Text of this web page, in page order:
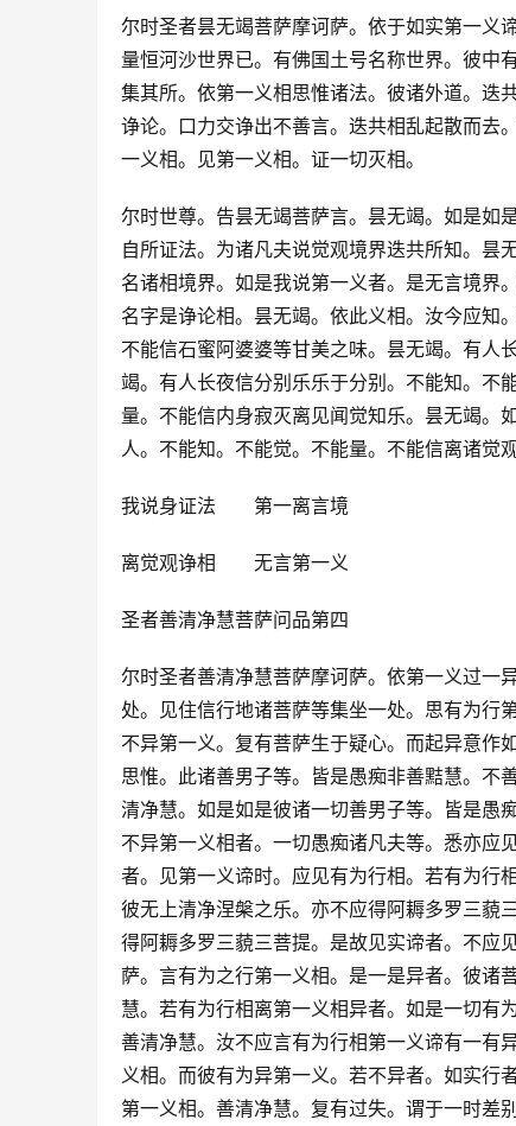
尔时圣者昙无竭菩萨摩诃萨。依于如实第一义
量恒河沙世界已。有佛国土号名称世界。彼中
集其所。依第一义相思惟诸法。彼诸外道。迭
诤论。口力交诤出不善言。迭共相乱起散而去
一义相。见第一义相。证一切灭相。
尔时世尊。告昙无竭菩萨言。昙无竭。如是如
自所证法。为诸凡夫说觉观境界迭共所知。昙
名诸相境界。如是我说第一义者。是无言境界
名字是诤论相。昙无竭。依此义相。汝今应知
不能信石蜜阿婆婆等甘美之味。昙无竭。有人
竭。有人长夜信分别乐乐于分别。不能知。不
量。不能信内身寂灭离见闻觉知乐。昙无竭。
人。不能知。不能觉。不能量。不能信离诸觉
我说身证法　　第一离言境
离觉观诤相　　无言第一义
圣者善清净慧菩萨问品第四
尔时圣者善清净慧菩萨摩诃萨。依第一义过一
处。见住信行地诸菩萨等集坐一处。思有为行
不异第一义。复有菩萨生于疑心。而起异意作
思惟。此诸善男子等。皆是愚痴非善黠慧。不
清净慧。如是如是彼诸一切善男子等。皆是愚
不异第一义相者。一切愚痴诸凡夫等。悉亦应
者。见第一义谛时。应见有为行相。若有为行
彼无上清净涅槃之乐。亦不应得阿耨多罗三藐
得阿耨多罗三藐三菩提。是故见实谛者。不应
萨。言有为之行第一义相。是一是异者。彼诸
慧。若有为行相离第一义相异者。如是一切有
善清净慧。汝不应言有为行相第一义谛有一有
义相。而彼有为异第一义。若不异者。如实行
第一义相。善清净慧。复有过失。谓于一时差